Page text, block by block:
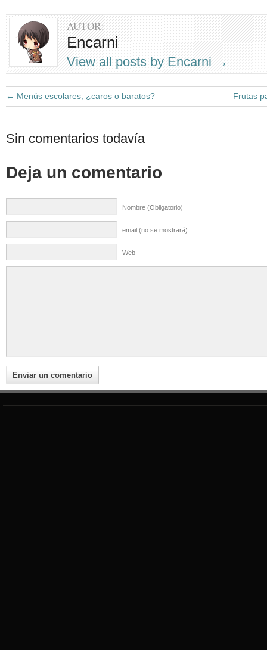
AUTOR:
Encarni
View all posts by Encarni →
← Menús escolares, ¿caros o baratos? Frutas
Sin comentarios todavía
Deja un comentario
Nombre (Obligatorio)
email (no se mostrará)
Web